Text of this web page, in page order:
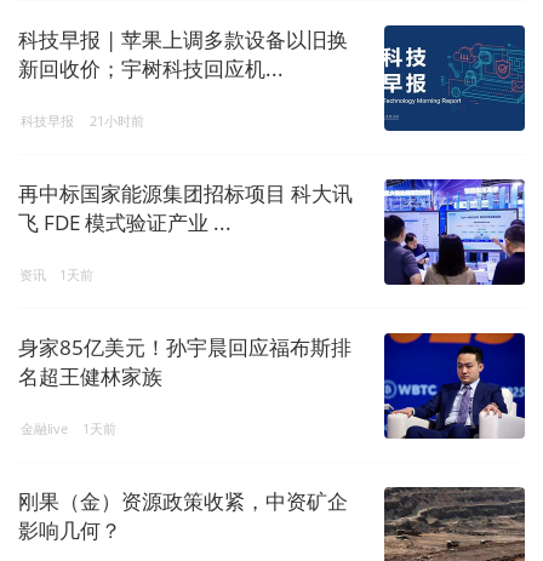
科技早报 | 苹果上调多款设备以旧换
新回收价；宇树科技回应机...
科技早报 21小时前
再中标国家能源集团招标项目 科大讯
飞 FDE 模式验证产业 ...
资讯 1天前
身家85亿美元！孙宇晨回应福布斯排
名超王健林家族
金融live 1天前
刚果（金）资源政策收紧，中资矿企
影响几何？